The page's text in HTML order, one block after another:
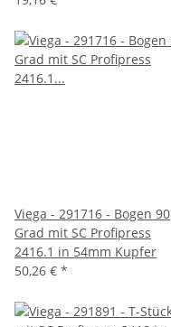
Viega - 291716 - Bogen 90
Grad mit SC Profipress
2416.1 in 54mm Kupfer
50,26 € *